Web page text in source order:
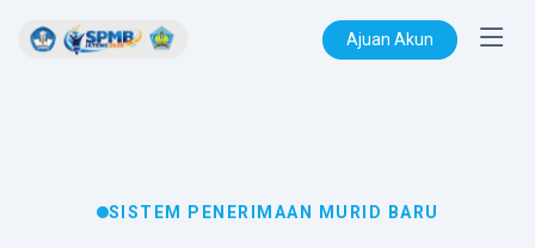
Ajuan Akun
SISTEM PENERIMAAN MURID BARU